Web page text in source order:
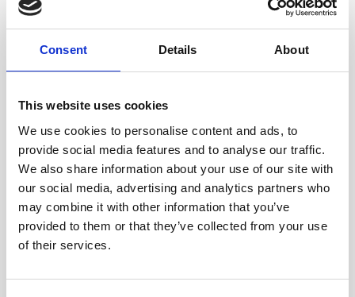
Consent Details About
This website uses cookies
We use cookies to personalise content and ads, to
provide social media features and to analyse our traffic.
We also share information about your use of our site with
our social media, advertising and analytics partners who
may combine it with other information that you’ve
provided to them or that they’ve collected from your use
of their services.
Optimización de Instalaciones en
Hotel Diagonal Zero con KNX e
InVendi BMS
Ciudades
INSTALACIONES PARA INTEGRADORES